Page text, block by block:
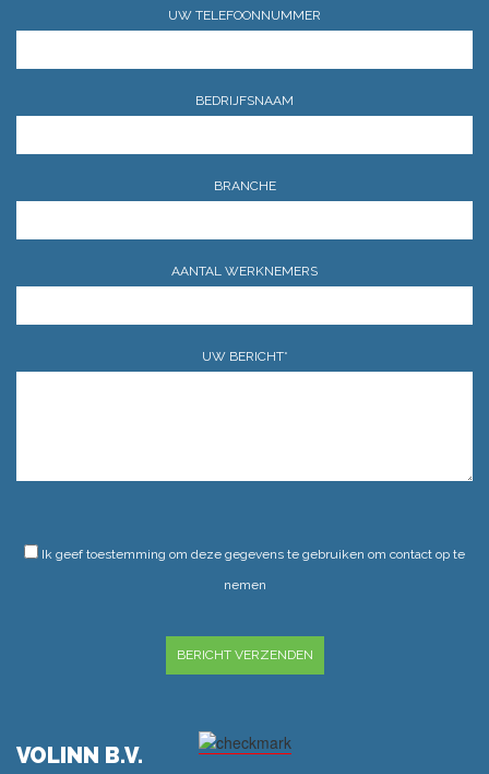
UW TELEFOONNUMMER
BEDRIJFSNAAM
BRANCHE
AANTAL WERKNEMERS
UW BERICHT*
Ik geef toestemming om deze gegevens te gebruiken om contact op te
nemen
VOLINN B.V.